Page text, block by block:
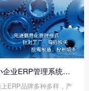
中小企业ERP管理系统成功选型秘籍
ERP品牌多种多样，产